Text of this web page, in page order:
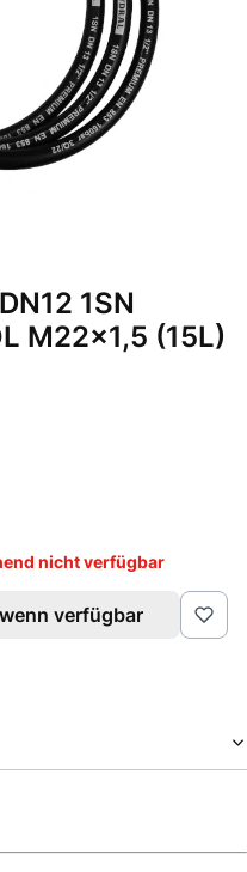
1SN
M22x1,5 (15L)
nicht verfügbar
verfügbar